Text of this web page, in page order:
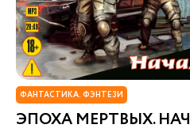
ФАНТАСТИКА. ФЭНТЕЗИ
ЭПОХА МЕРТВЫХ.